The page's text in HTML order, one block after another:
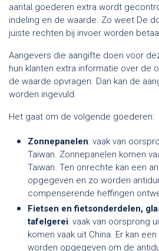
aantal goederen extra wordt
indeling en de waarde. Zo weet De
juiste rechten bij invoer worden
Aangevers die aangifte doen voor
hun klanten extra informatie over de
de waarde opvragen. Dan kan de
worden ingevuld.
Het gaat om de volgende goederen:
Zonnepanelen: vaak van
Taiwan. Zonnepanelen komen
Taiwan. Ten onrechte kan een
opgegeven en zo worden
compenserende heffingen
Fietsen en fietsonderdelen,
tafelgerei: vaak van oorsprong
komen vaak uit China. Er kan
worden opgegeven om de